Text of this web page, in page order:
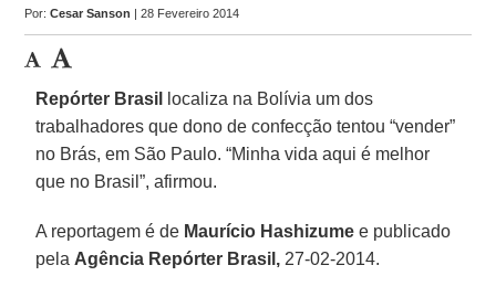
Por:Cesar Sanson | 28 Fevereiro 2014
Repórter Brasil
localiza na Bolívia um dos
trabalhadores que dono de confecção tentou “vender”
no Brás, em São Paulo. “Minha vida aqui é melhor
que no Brasil”, afirmou.
A reportagem é de Maurício Hashizume e publicado
pela Agência Repórter Brasil, 27-02-2014.